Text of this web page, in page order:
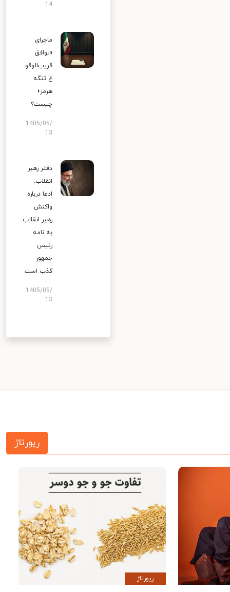
14
ماجرای
«توافق
قریب‌الوقو
ع تنگه
هرمز»
چیست؟
1405/05/
13
دفتر رهبر
انقلاب:
ادعا درباره
واکنش
رهبر انقلاب
به نامه
رئیس
جمهور
کذب است
1405/05/
13
رپورتاژ
رپورتاژ